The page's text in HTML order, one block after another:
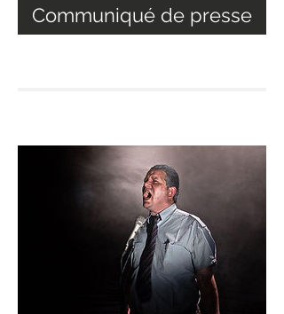
Communiqué de presse